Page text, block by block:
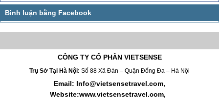
CÔNG TY CỔ PHẦN VIETSENSE
Trụ Sở Tại Hà Nội: Số 88 Xã Đàn – Quận Đống Đa – Hà Nội
Email: Info@vietsensetravel.com,
Website:www.vietsensetravel.com,